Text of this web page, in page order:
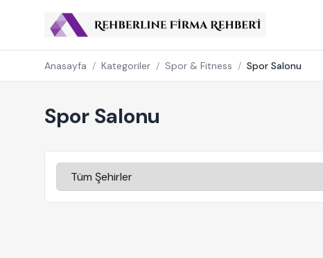
Anasayfa / Kategoriler / Spor & Fitness / Spor Salonu
Spor Salonu